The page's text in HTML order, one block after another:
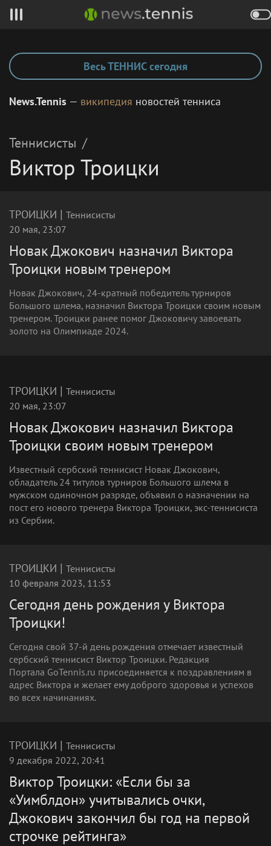
Весь ТЕННИС сегодня
News.Tennis — википедия новостей тенниса
Теннисисты /
Виктор Троицки
ТРОИЦКИ | Теннисисты
20 мая, 23:07
Новак Джокович назначил Виктора
Троицки новым тренером
Новак Джокович, 24-кратный победитель турниров
Большого шлема, назначил Виктора Троицки своим новым
тренером. Троицки ранее помог Джоковичу завоевать
золото на Олимпиаде 2024.
ТРОИЦКИ | Теннисисты
20 мая, 23:07
Новак Джокович назначил Виктора
Троицки своим новым тренером
Известный сербский теннисист Новак Джокович,
обладатель 24 титулов турниров Большого шлема в
мужском одиночном разряде, объявил о назначении на
пост его нового тренера Виктора Троицки, экс-теннисиста
из Сербии.
ТРОИЦКИ | Теннисисты
10 февраля 2023, 11:53
Сегодня день рождения у Виктора
Троицки!
Сегодня свой 37-й день рождения отмечает известный
сербский теннисист Виктор Троицки. Редакция
Портала GoTennis.ru присоединяется к поздравлениям в
адрес Виктора и желает ему доброго здоровья и успехов
во всех начинаниях.
ТРОИЦКИ | Теннисисты
9 декабря 2022, 20:41
Виктор Троицки: «Если бы за
«Уимблдон» учитывались очки,
Джокович закончил бы год на первой
строчке рейтинга»